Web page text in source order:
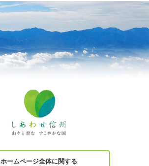
ホームページ全体に関する